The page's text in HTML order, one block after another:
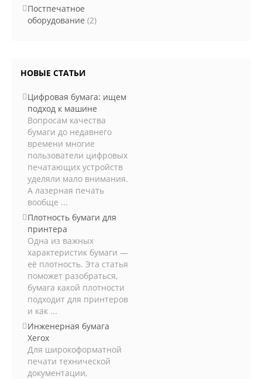
Постпечатное
оборудование (2)
НОВЫЕ СТАТЬИ
Цифровая бумага: ищем
подход к машине
Вопросам качества
бумаги до недавнего
времени многие
пользователи цифровых
печатающих устройств
уделяли мало внимания.
А лазерная печать
вообще ...
Плотность бумаги для
принтера
Одна из важных
характеристик бумаги —
её плотность. Эта статья
поможет разобраться,
бумага какой плотности
подходит для принтеров
и как ...
Инженерная бумага
Xerox
Для широкоформатной
печати технической
документации,